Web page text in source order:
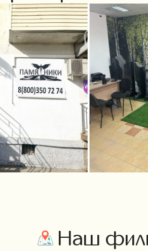
Наш